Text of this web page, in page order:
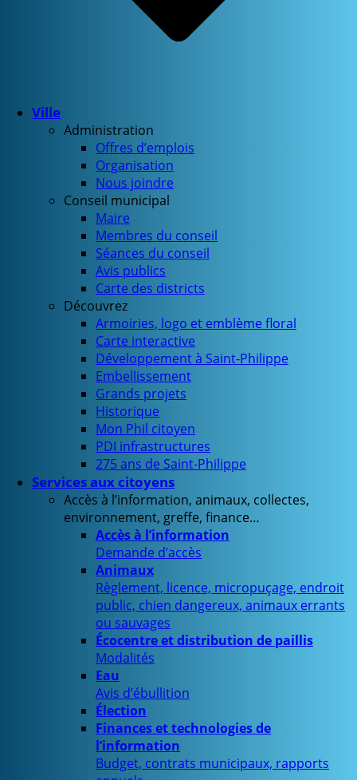
Ville
Administration
Offres d’emplois
Organisation
Nous joindre
Conseil municipal
Maire
Membres du conseil
Séances du conseil
Avis publics
Carte des districts
Découvrez
Armoiries, logo et emblème floral
Carte interactive
Développement à Saint-Philippe
Embellissement
Grands projets
Historique
Mon Phil citoyen
PDI infrastructures
275 ans de Saint-Philippe
Services aux citoyens
Accès à l’information, animaux, collectes,
environnement, greffe, finance…
Accès à l’information
Demande d’accès
Animaux
Règlement, licence, micropuçage, endroit
public, chien dangereux, animaux errants
ou sauvages
Écocentre et distribution de paillis
Modalités
Eau
Avis d’ébullition
Élection
Finances et technologies de
l’information
Budget, contrats municipaux, rapports